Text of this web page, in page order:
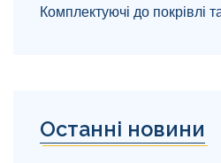
Комплектуючі до покрівлі
Останні новини